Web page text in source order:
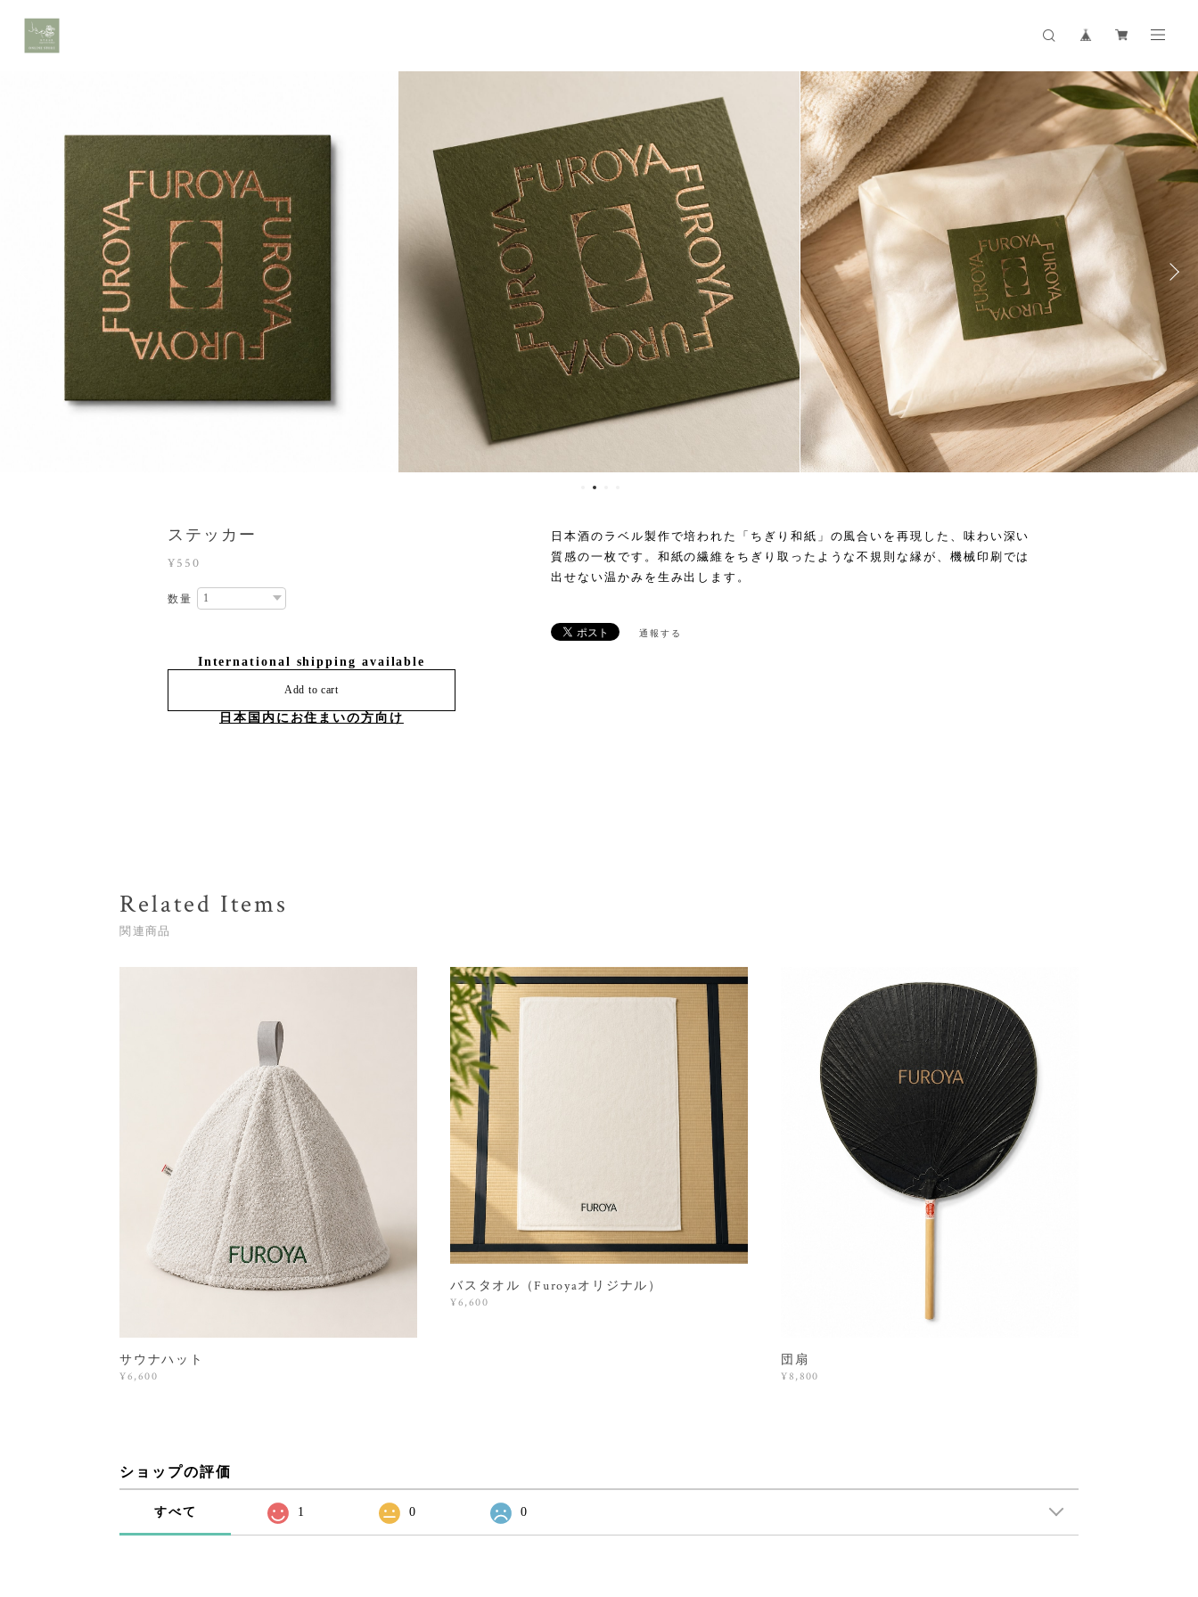
ステッカー
¥550
数量
International shipping available
Add to cart
日本国内にお住まいの方向け
日本酒のラベル製作で培われた「ちぎり和紙」の風合いを再現した、味わい深い
質感の一枚です。和紙の繊維をちぎり取ったような不規則な縁が、機械印刷では
出せない温かみを生み出します。
通報する
Related Items
関連商品
サウナハット
¥6,600
バスタオル（Furoyaオリジナル）
¥6,600
団扇
¥8,800
ショップの評価
すべて 1 0 0